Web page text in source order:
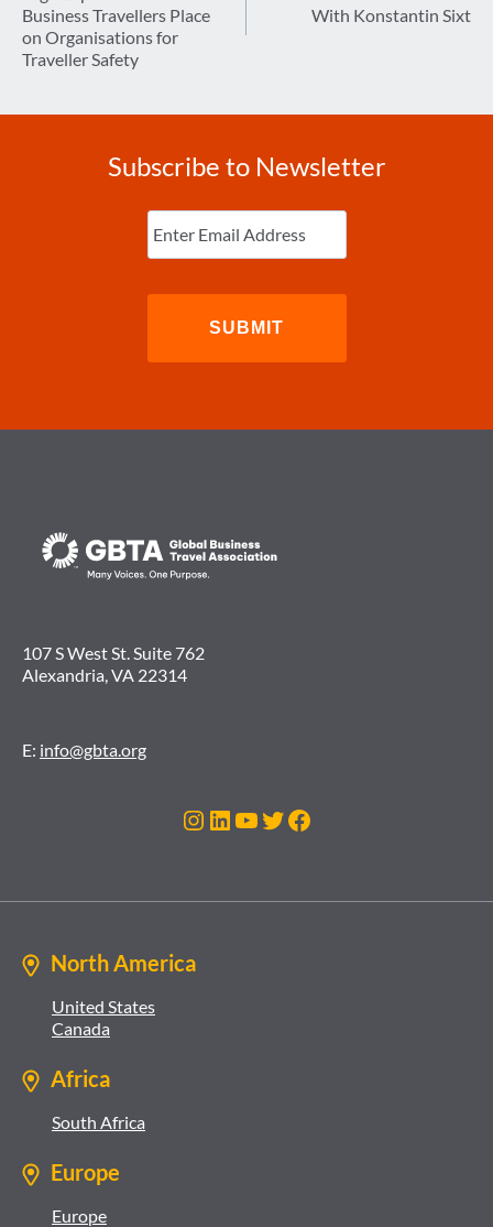
Business Travellers Place
on Organisations for
Traveller Safety
With Konstantin Sixt
Subscribe to Newsletter
Enter
Email (Required)
107 S West St. Suite 762
Alexandria, VA 22314
E: info@gbta.org
Instagram
LinkedIn
YouTube
Twitter
Facebook
North America
United States
Canada
Africa
South Africa
Europe
Europe